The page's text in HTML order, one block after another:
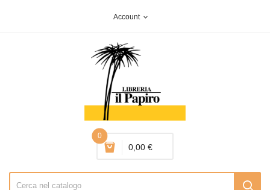
Account expand_more
0
0,00 €